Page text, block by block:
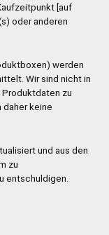
[auf
oder anderen
werden
Wir sind nicht in
zu
daher keine
und aus den
zu
entschuldigen.